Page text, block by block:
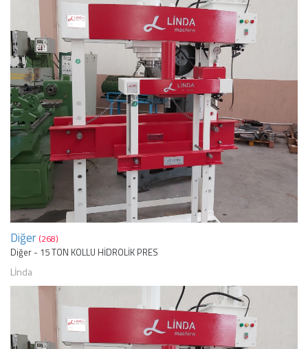
Diğer (268)
Diğer - 15 TON KOLLU HİDROLİK PRES
Lİnda